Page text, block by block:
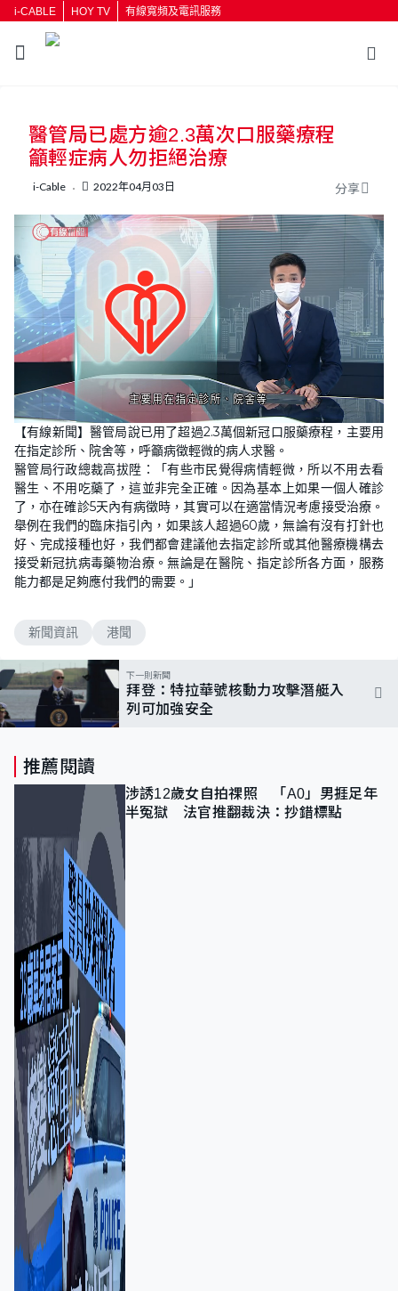
i-CABLE HOY TV 有線寬頻及電訊服務
按輸入鍵開始搜尋
醫管局已處方逾2.3萬次口服藥療程
籲輕症病人勿拒絕治療
i-Cable 2022年04月03日 分享
U
n
m
e
o
a
d
e
d
:
8
0
.
5
2
%
【有線新聞】醫管局說已用了超過2.3萬個新冠口服藥療程，主要用
在指定診所、院舍等，呼籲病徵輕微的病人求醫。
醫管局行政總裁高拔陞：「有些市民覺得病情輕微，所以不用去看
醫生、不用吃藥了，這並非完全正確。因為基本上如果一個人確診
了，亦在確診5天內有病徵時，其實可以在適當情況考慮接受治療。
舉例在我們的臨床指引內，如果該人超過60歲，無論有沒有打針也
好、完成接種也好，我們都會建議他去指定診所或其他醫療機構去
接受新冠抗病毒藥物治療。無論是在醫院、指定診所各方面，服務
能力都是足夠應付我們的需要。」
新聞資訊 港聞
下一則新聞
拜登：特拉華號核動力攻擊潛艇入
列可加強安全
推薦閱讀
涉誘12歲女自拍祼照 「A0」男捱足年
半冤獄 法官推翻裁決：抄錯標點